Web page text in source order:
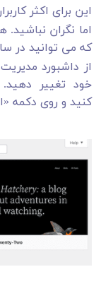
این برای اکثر
اما نگران نباشید.
که می توانید در
از داشبورد
خود تغییر دهید.
کنید و روی دکمه